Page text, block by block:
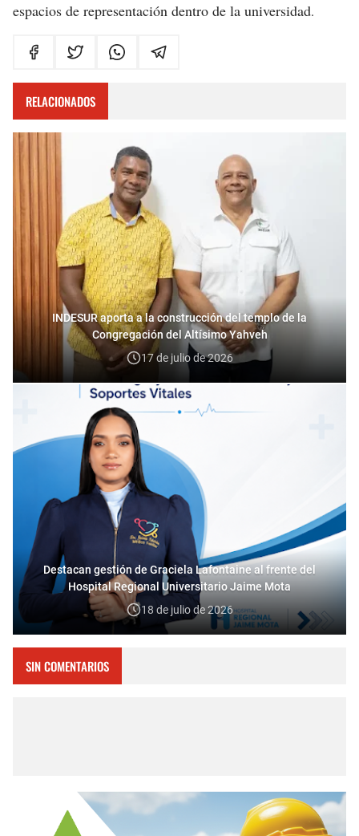
espacios de representación dentro de la universidad.
RELACIONADOS
INDESUR aporta a la construcción del templo de la
Congregación del Altísimo Yahveh
17 de julio de 2026
Destacan gestión de Graciela Lafontaine al frente del
Hospital Regional Universitario Jaime Mota
18 de julio de 2026
SIN COMENTARIOS